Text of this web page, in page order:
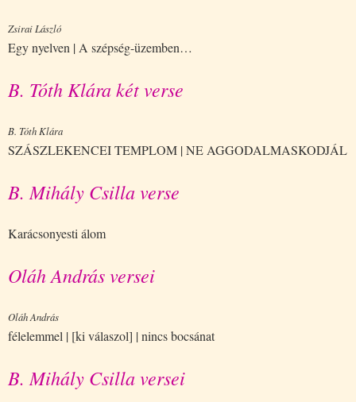
Zsirai László
Egy nyelven | A szépség-üzemben…
B. Tóth Klára két verse
B. Tóth Klára
SZÁSZLEKENCEI TEMPLOM | NE AGGODALMASKODJÁL
B. Mihály Csilla verse
Karácsonyesti álom
Oláh András versei
Oláh András
félelemmel | [ki válaszol] | nincs bocsánat
B. Mihály Csilla versei